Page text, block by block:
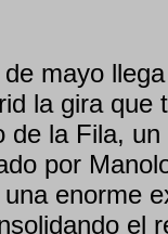
mayo
la gira que
de la Fila,
por
enorme
el